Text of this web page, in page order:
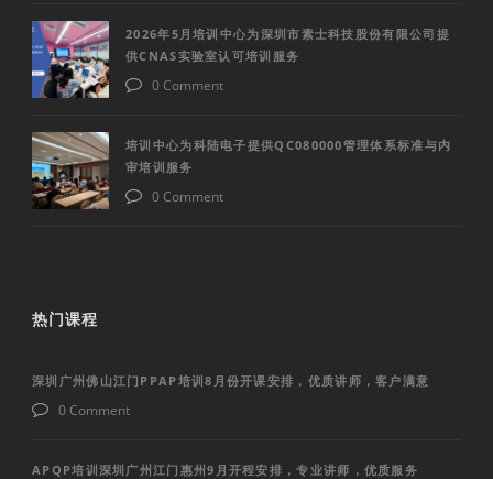
2026年5月培训中心为深圳市素士科技股份有限公司提
供CNAS实验室认可培训服务
0 Comment
培训中心为科陆电子提供QC080000管理体系标准与内
审培训服务
0 Comment
热门课程
深圳广州佛山江门PPAP培训8月份开课安排，优质讲师，客户满意
0 Comment
APQP培训深圳广州江门惠州9月开程安排，专业讲师，优质服务